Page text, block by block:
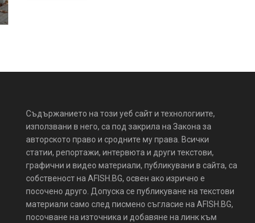
Съдържанието на този уеб сайт и технологиите,
използвани в него, са под закрила на Закона за
авторското право и сродните му права. Всички
статии, репортажи, интервюта и други текстови,
графични и видео материали, публикувани в сайта, са
собственост на AFISH.BG, освен ако изрично е
посочено друго. Допуска се публикуване на текстови
материали само след писмено съгласие на AFISH.BG,
посочване на източника и добавяне на линк към